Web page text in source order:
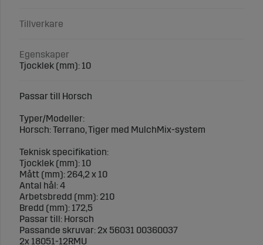
Tillverkare
Egenskaper
Tjocklek (mm): 10
Passar till Horsch
Typer/Modeller:
Horsch: Terrano, Tiger med MulchMix-system
Teknisk specifikation:
Tjocklek (mm): 10
Mått (mm): 264,2 x 10
Antal hål: 4
Arbetsbredd (mm): 210
Bredd (mm): 172,5
Passar till: Horsch
Passande skruvar: 2x 56031 00360037
2x 18051-12RMU